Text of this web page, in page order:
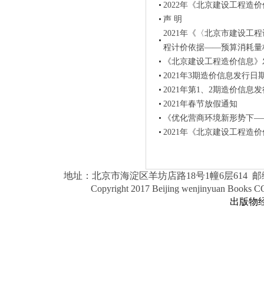
2022年《北京建设工程造
声 明
2021年《〈北京市建设工
程计价依据——预算消耗量
《北京建设工程造价信息
2021年3期造价信息发行日
2021年第1、2期造价信息
2021年春节放假通知
《优化营商环境新形势下
2021年《北京建设工程造
地址：北京市海淀区羊坊店路18号1幢6层614
Copyright 2017 Beijing wenjinyuan Books
出版物